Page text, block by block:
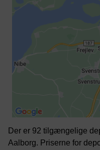
Der er 92 tilgængelige
Aalborg. Priserne for